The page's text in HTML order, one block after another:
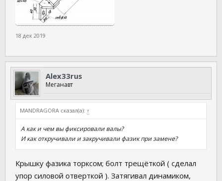
18 дек 2019
Аlex33rus
Меганавт
MANDRAGORA сказал(а): ↑
А как и чем вы фиксировали валы?
И как откручивали и закручивали фазик при замене?
Крышку фазика торксом; болт трещёткой ( сделал
упор силовой отверткой ). Затягивал динамиком,